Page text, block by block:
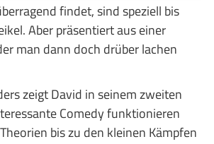
findet, sind speziell bis
Aber präsentiert aus einer
man dann doch drüber lachen
zeigt David in seinem zweiten
Comedy funktionieren
bis zu den kleinen Kämpfen